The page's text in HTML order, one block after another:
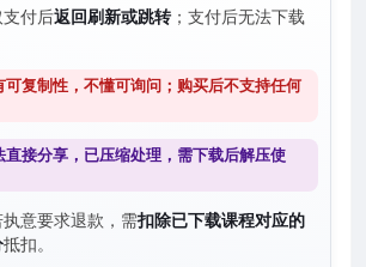
付后返回刷新或跳转；支付后无法下载
可复制性，不懂可询问；购买后不支持任何
直接分享，已压缩处理，需下载后解压使
意要求退款，需扣除已下载课程对应的
抵扣。